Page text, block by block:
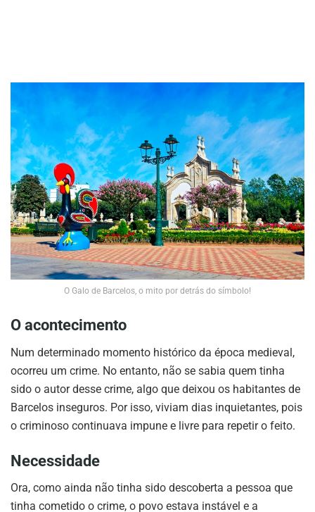
O Galo de Barcelos, o mito por detrás do símbolo!
O acontecimento
Num determinado momento histórico da época medieval,
ocorreu um crime. No entanto, não se sabia quem tinha
sido o autor desse crime, algo que deixou os habitantes de
Barcelos inseguros. Por isso, viviam dias inquietantes, pois
o criminoso continuava impune e livre para repetir o feito.
Necessidade
Ora, como ainda não tinha sido descoberta a pessoa que
tinha cometido o crime, o povo estava instável e a